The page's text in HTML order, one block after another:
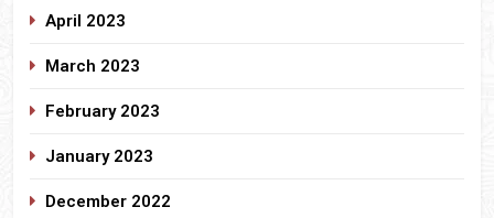
April 2023
March 2023
February 2023
January 2023
December 2022